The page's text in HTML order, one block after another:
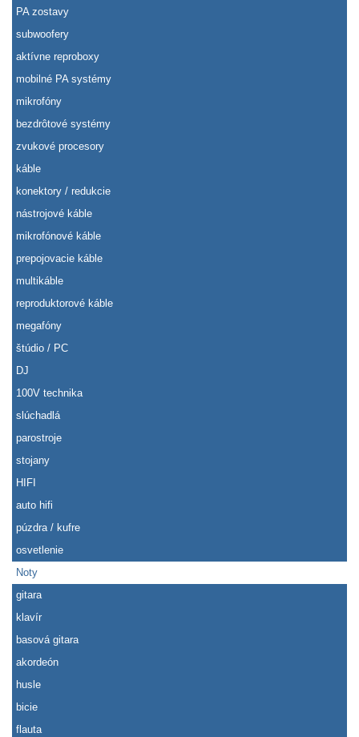
PA zostavy
subwoofery
aktívne reproboxy
mobilné PA systémy
mikrofóny
bezdrôtové systémy
zvukové procesory
káble
konektory / redukcie
nástrojové káble
mikrofónové káble
prepojovacie káble
multikáble
reproduktorové káble
megafóny
štúdio / PC
DJ
100V technika
slúchadlá
parostroje
stojany
HIFI
auto hifi
púzdra / kufre
osvetlenie
Noty
gitara
klavír
basová gitara
akordeón
husle
bicie
flauta